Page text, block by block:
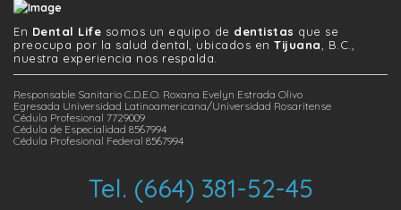
En Dental Life somos un equipo de dentistas que se
preocupa por la salud dental, ubicados en Tijuana , B.C.,
nuestra experiencia nos respalda.
Responsable Sanitario C.D.E.O. Roxana Evelyn Estrada Olivo
Egresada Universidad Latinoamericana/Universidad Rosaritense
Cédula Profesional 7729009
Cédula de Especialidad 8567994
Cédula Profesional Federal 8567994
Tel. (664) 381-52-45